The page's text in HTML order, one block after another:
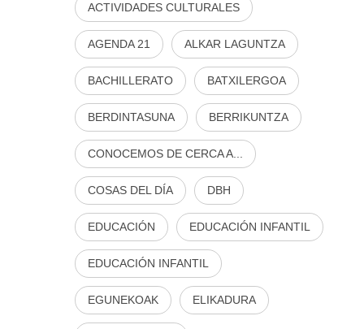
ACTIVIDADES CULTURALES
AGENDA 21 ALKAR LAGUNTZA
BACHILLERATO BATXILERGOA
BERDINTASUNA BERRIKUNTZA
CONOCEMOS DE CERCA A...
COSAS DEL DÍA DBH
EDUCACIÓN EDUCACIÓN INFANTIL
EDUCACIÓN INFANTIL
EGUNEKOAK ELIKADURA